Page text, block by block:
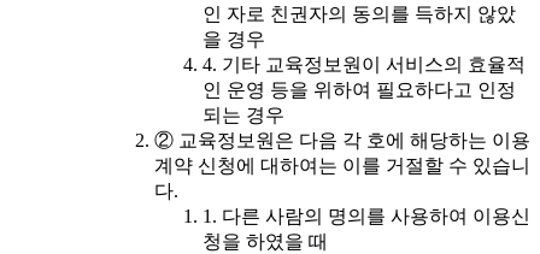
인 자로 친권자의 동의를 득하지 않았
을 경우
4. 기타 교육정보원이 서비스의 효율적
인 운영 등을 위하여 필요하다고 인정
되는 경우
② 교육정보원은 다음 각 호에 해당하는 이용
계약 신청에 대하여는 이를 거절할 수 있습니
다.
1. 다른 사람의 명의를 사용하여 이용신
청을 하였을 때